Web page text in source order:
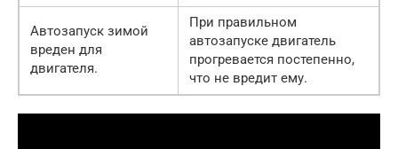
Автозапуск зимой
вреден для
двигателя.
При правильном
автозапуске двигатель
прогревается постепенно,
что не вредит ему.